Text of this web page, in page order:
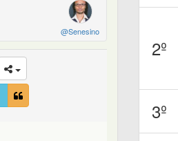
@Senesino
2º
3º